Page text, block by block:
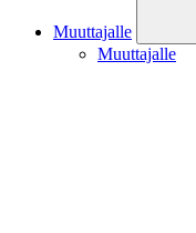
Muuttajalle
Muuttajalle